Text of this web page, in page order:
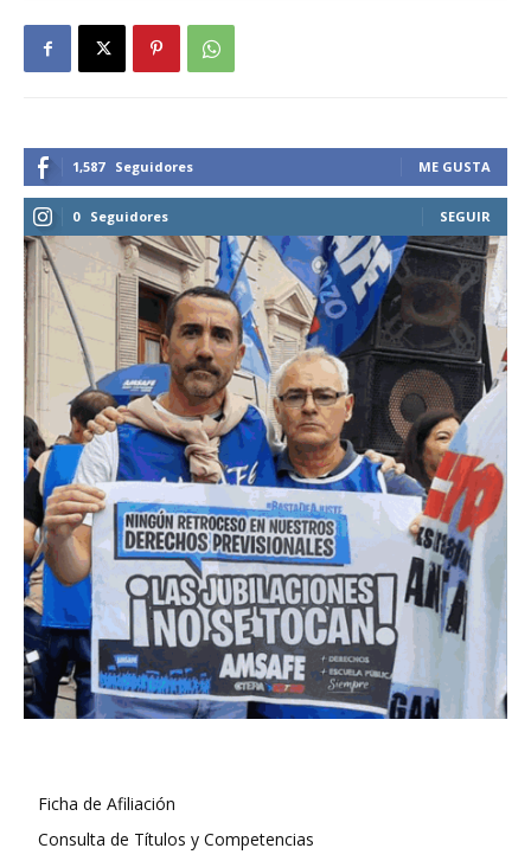
1,587 Seguidores ME GUSTA
0 Seguidores SEGUIR
Ficha de Afiliación
Consulta de Títulos y Competencias